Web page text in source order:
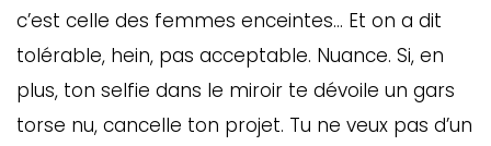
c’est celle des femmes enceintes… Et on a dit
tolérable, hein, pas acceptable. Nuance. Si, en
plus, ton selfie dans le miroir te dévoile un gars
torse nu, cancelle ton projet. Tu ne veux pas d’un